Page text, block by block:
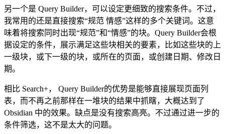
另一个是 Query Builder，可以设定更细致的搜索条件。不过，
我常用的还是直接搜索“规范 情感”这样的多个关键词。这意
味着将搜索同时出现“规范”和“情感”的块。Query Builder会根
据设定的条件，展示满足这些块相关的要素，比如这些块的上
一级块，或下一级的块，或所在的页面，或创建日期、修改日
期。
相比 Search+， Query Builder的优势是能够直接展现页面列
表，而不再之前那样在一堆块的结果中抓瞎，大概达到了
Obsidian 中的效果。缺点是没有搜索高亮。不过通过进一步的
条件筛选，这不是太大的问题。